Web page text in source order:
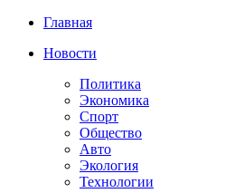
Главная
Новости
Политика
Экономика
Спорт
Общество
Авто
Экология
Технологии